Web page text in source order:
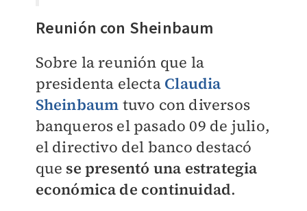
Reunión con Sheinbaum
Sobre la reunión que la
presidenta electa Claudia
Sheinbaum tuvo con diversos
banqueros el pasado 09 de julio,
el directivo del banco destacó
que se presentó una estrategia
económica de continuidad.